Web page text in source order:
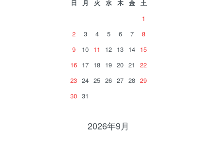
日 月 火 水 木 金
土
1
2
3 4 5 6 7
8
9
10 11 12 13 14 15
16 17 18 19 20 21
22
23 24 25 26 27 28 29
30 31
2026年9月